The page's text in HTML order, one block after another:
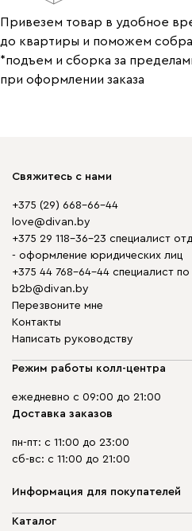
Привезем товар в удобное
до квартиры и поможем
*подъем и сборка за
при оформлении заказа
Свяжитесь с нами
+375 (29) 668-66-44
love@divan.by
+375 29 118-36-23 специалист
- оформление юридических лиц
+375 44 768-64-44 специалист
b2b@divan.by
Перезвоните мне
Контакты
Написать руководству
Режим работы колл-центра
ежедневно с 09:00 до 21:00
Доставка заказов
пн-пт: с 11:00 до 23:00
сб-вс: с 11:00 до 21:00
Информация для покупателей
О компании
Каталог